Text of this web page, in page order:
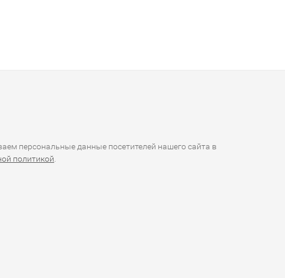
персональные данные посетителей нашего сайта в
политикой